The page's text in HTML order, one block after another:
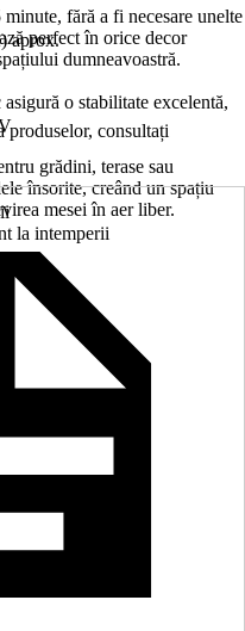
aprox.
la intemperii
fără a fi necesare unelte
perfect în orice decor
dumneavoastră.
o stabilitate excelentă,
grădini, terase sau
însorite, creând un spațiu
mesei în aer liber.
consultați